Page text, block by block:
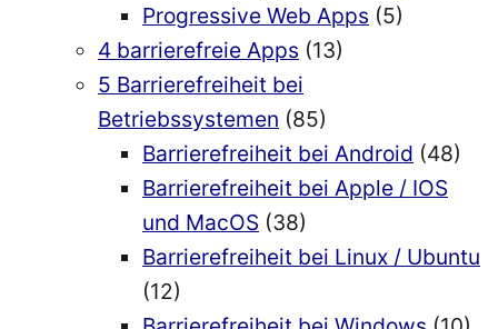
Progressive Web Apps (5)
4 barrierefreie Apps (13)
5 Barrierefreiheit bei
Betriebssystemen (85)
Barrierefreiheit bei Android (48)
Barrierefreiheit bei Apple / IOS
und MacOS (38)
Barrierefreiheit bei Linux / Ubuntu
(12)